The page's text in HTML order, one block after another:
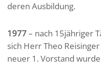
deren Ausbildung.
1977– nach 15jähriger
sich Herr Theo
neuer 1. Vorstand